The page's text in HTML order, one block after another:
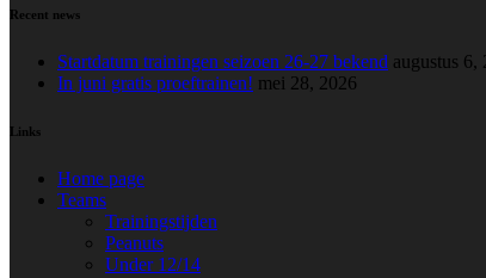
Recent news
Startdatum trainingen seizoen 26-27 bekend augustus 6,
In juni gratis proeftrainen! mei 28, 2026
Links
Home page
Teams
Trainingstijden
Peanuts
Under 12/14